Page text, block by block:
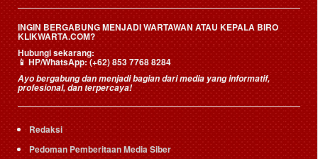
INGIN BERGABUNG MENJADI WARTAWAN ATAU KEPALA BIRO
KLIKWARTA.COM?
Hubungi sekarang:
📱HP/WhatsApp:(+62) 853 7768 8284
Ayo bergabung dan menjadi bagian dari media yang informatif,
profesional, dan terpercaya!
Redaksi
Pedoman Pemberitaan Media Siber